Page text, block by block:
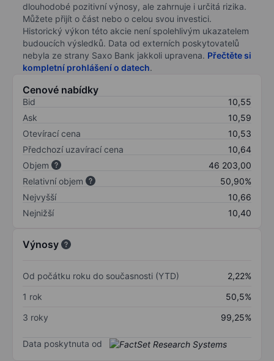
dlouhodobé pozitivní výnosy, ale zahrnuje i určitá rizika.
Můžete přijít o část nebo o celou svou investici.
Historický výkon této akcie není spolehlivým ukazatelem
budoucích výsledků. Data od externích poskytovatelů
nebyla ze strany Saxo Bank jakkoli upravena. Přečtěte si
kompletní prohlášení o datech.
Cenové nabídky
Bid
10,55
Ask
10,59
Otevírací cena
10,53
Předchozí uzavírací cena
10,64
Objem
46 203,00
Relativní objem
50,90%
Nejvyšší
10,66
Nejnižší
10,40
Výnosy
Od počátku roku do současnosti (YTD)
2,22%
1 rok
50,5%
3 roky
99,25%
Data poskytnuta od